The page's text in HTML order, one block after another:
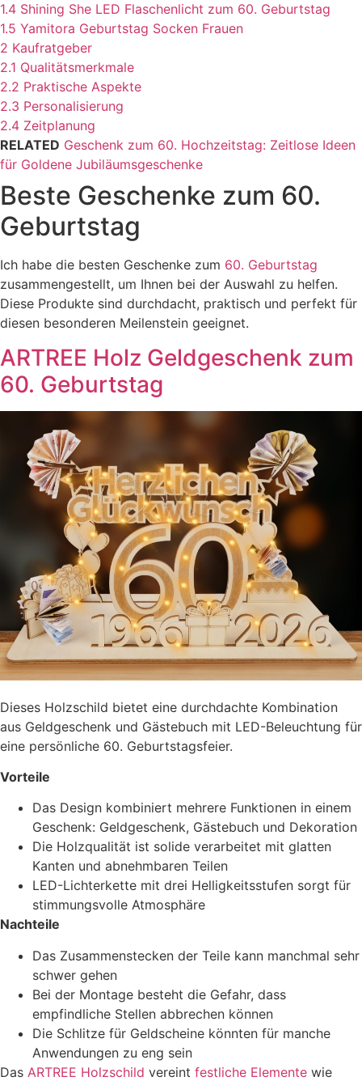
1.4 Shining She LED Flaschenlicht zum 60. Geburtstag
1.5 Yamitora Geburtstag Socken Frauen
2 Kaufratgeber
2.1 Qualitätsmerkmale
2.2 Praktische Aspekte
2.3 Personalisierung
2.4 Zeitplanung
RELATED Geschenk zum 60. Hochzeitstag: Zeitlose Ideen
für Goldene Jubiläumsgeschenke
Beste Geschenke zum 60.
Geburtstag
Ich habe die besten Geschenke zum 60. Geburtstag
zusammengestellt, um Ihnen bei der Auswahl zu helfen.
Diese Produkte sind durchdacht, praktisch und perfekt für
diesen besonderen Meilenstein geeignet.
ARTREE Holz Geldgeschenk zum
60. Geburtstag
Dieses Holzschild bietet eine durchdachte Kombination
aus Geldgeschenk und Gästebuch mit LED-Beleuchtung für
eine persönliche 60. Geburtstagsfeier.
Vorteile
Das Design kombiniert mehrere Funktionen in einem
Geschenk: Geldgeschenk, Gästebuch und Dekoration
Die Holzqualität ist solide verarbeitet mit glatten
Kanten und abnehmbaren Teilen
LED-Lichterkette mit drei Helligkeitsstufen sorgt für
stimmungsvolle Atmosphäre
Nachteile
Das Zusammenstecken der Teile kann manchmal sehr
schwer gehen
Bei der Montage besteht die Gefahr, dass
empfindliche Stellen abbrechen können
Die Schlitze für Geldscheine könnten für manche
Anwendungen zu eng sein
Das ARTREE Holzschild vereint festliche Elemente wie